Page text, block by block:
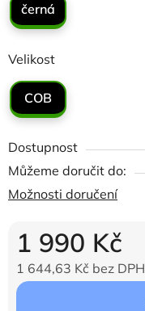
černá
Velikost
COB
Dostupnost
Můžeme doručit do:
Možnosti doručení
1 990 Kč
1 644,63 Kč bez DPH
Měrná cena: